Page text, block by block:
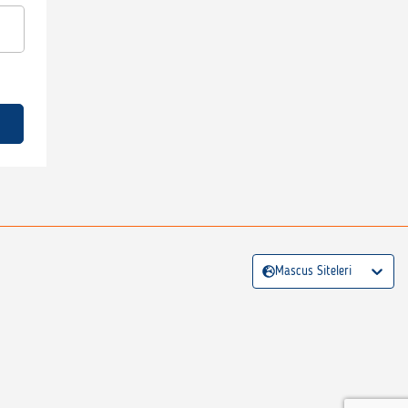
Mascus Siteleri